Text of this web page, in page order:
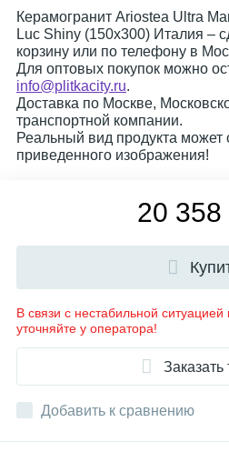
Керамогранит Ariostea Ultra
Luc Shiny (150x300) Италия –
корзину или по телефону в
Для оптовых покупок можно
info@plitkacity.ru.
Доставка по Москве,
транспортной компании.
Реальный вид продукта может
приведенного изображения!
20 358
В связи с нестабильной
уточняйте у оператора!
Заказать
Добавить к сравнению